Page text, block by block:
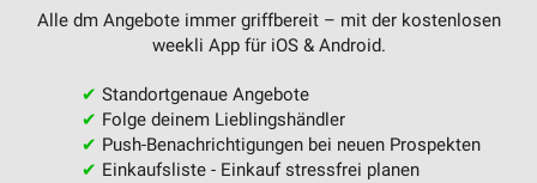
Alle dm Angebote immer griffbereit – mit der kostenlosen
weekli App für iOS & Android.
✔ Standortgenaue Angebote
✔ Folge deinem Lieblingshändler
✔ Push-Benachrichtigungen bei neuen Prospekten
✔ Einkaufsliste - Einkauf stressfrei planen